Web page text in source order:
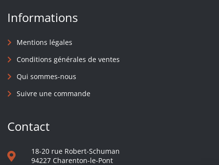
Informations
Mentions légales
Conditions générales de ventes
Qui sommes-nous
Suivre une commande
Contact
18-20 rue Robert-Schuman
94227 Charenton-le-Pont